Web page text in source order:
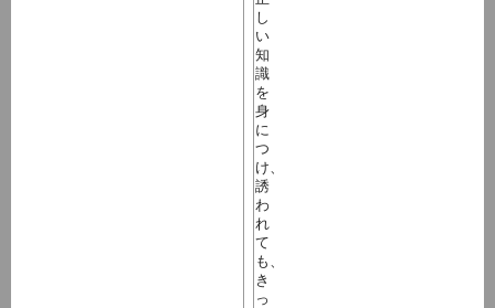
し
い
知
識
を
身
に
つ
け、
誘
わ
れ
て
も、
き
っ